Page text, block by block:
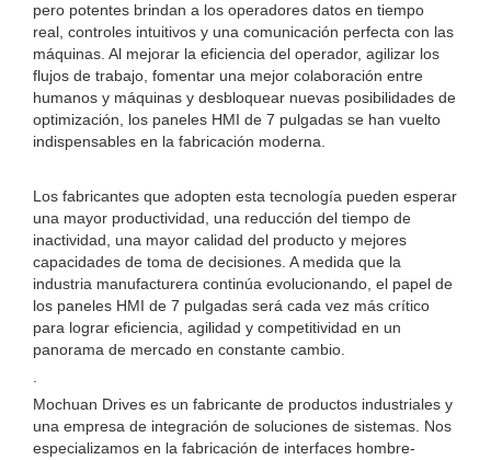
pero potentes brindan a los operadores datos en tiempo
real, controles intuitivos y una comunicación perfecta con las
máquinas. Al mejorar la eficiencia del operador, agilizar los
flujos de trabajo, fomentar una mejor colaboración entre
humanos y máquinas y desbloquear nuevas posibilidades de
optimización, los paneles HMI de 7 pulgadas se han vuelto
indispensables en la fabricación moderna.
Los fabricantes que adopten esta tecnología pueden esperar
una mayor productividad, una reducción del tiempo de
inactividad, una mayor calidad del producto y mejores
capacidades de toma de decisiones. A medida que la
industria manufacturera continúa evolucionando, el papel de
los paneles HMI de 7 pulgadas será cada vez más crítico
para lograr eficiencia, agilidad y competitividad en un
panorama de mercado en constante cambio.
Mochuan Drives es un fabricante de productos industriales y
una empresa de integración de soluciones de sistemas. Nos
especializamos en la fabricación de interfaces hombre-